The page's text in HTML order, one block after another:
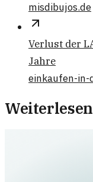
misdibujos.de
Verlust der
Jahre
einkaufen-in-
Weiterlesen